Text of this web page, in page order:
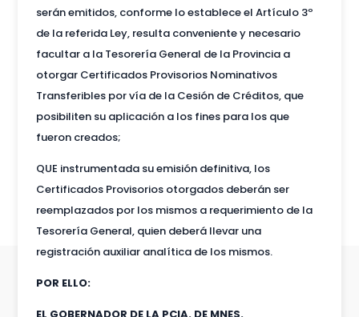
serán emitidos, conforme lo establece el Artículo 3º
de la referida Ley, resulta conveniente y necesario
facultar a la Tesorería General de la Provincia a
otorgar Certificados Provisorios Nominativos
Transferibles por vía de la Cesión de Créditos, que
posibiliten su aplicación a los fines para los que
fueron creados;
QUE instrumentada su emisión definitiva, los
Certificados Provisorios otorgados deberán ser
reemplazados por los mismos a requerimiento de la
Tesorería General, quien deberá llevar una
registración auxiliar analítica de los mismos.
POR ELLO: